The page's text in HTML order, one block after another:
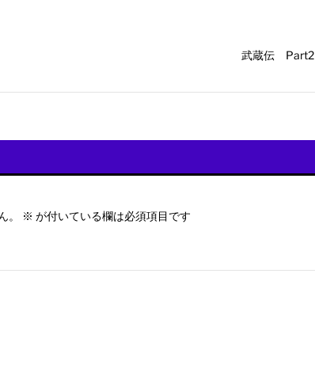
次
投
武蔵伝 Part2
。 ※ が付いている欄は必須項目です